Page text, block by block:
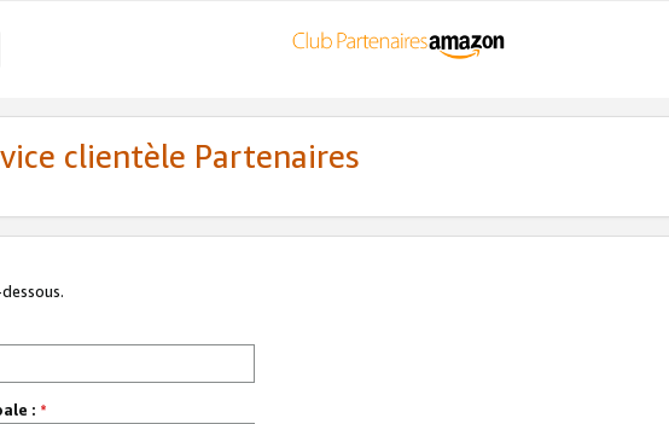
clientèle Partenaires
: *